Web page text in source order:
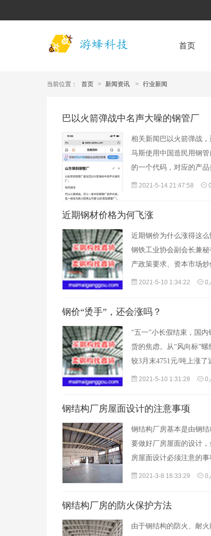
首页
当前位置： 首页 > 新闻资讯 > 行业新闻
巴以火箭弹战中名声大噪的钢管厂
相关新闻巴以火箭弹战
马斯使用中国造民用钢
的一个代码，对应的产
2021-5-14 21:47:58
近期钢材价格为何飞涨
近期钢价为什么涨得这
钢铁工业协会副会长兼
产政策要求、资本市场
2021-5-10 1:34:22 0
钢价“烫手”，还会涨吗？
“五一”小长假结束，国
货的焦虑。从“风向标”
较3月末4751元/吨上涨
2021-5-10 1:31:28 0
钢结构厂房屋面设计的注意事项
钢结构厂房基本是由钢
要做好厂房屋面的设计
房屋面设计必须注意的
2021-3-8 16:33:29 0
钢结构厂房的防火保护方法
由于钢结构的防火、耐